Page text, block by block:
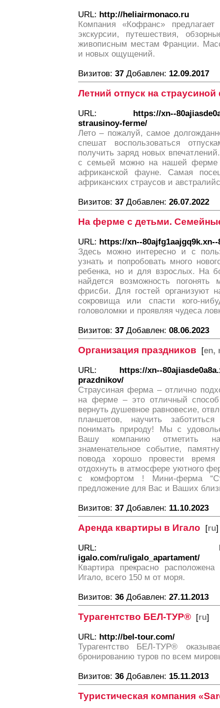
URL: http://heliairmonaco.ru
Компания «Кофранс» предлагает
экскурсии, путешествия,
живописным местам Франции.
и новых ощущений.
Визитов: 37 Добавлен: 12.09.2017
Летний отпуск на
URL: https://xn--
strausinoy-ferme/
Лето – пожалуй, самое
спешат воспользоваться
получить заряд новых
с семьей можно на нашей ферме
африканской фауне. Самая
африканских страусов и
Визитов: 37 Добавлен: 26.07.2022
На ферме с детьми.
URL: https://xn--
Здесь можно интересно и с
узнать и попробовать много
ребенка, но и для взрослых. На
найдется возможность погонять
фрисби. Для гостей организуют
сокровища или спасти кого-
головоломки и проявляя чудеса
Визитов: 37 Добавлен: 08.06.2023
Организация праздников [en,
URL: https://xn--
prazdnikov/
Страусиная ферма – отлично
на ферме – это отличный
вернуть душевное равновесие,
планшетов, научить
понимать природу! Мы с
Вашу компанию отметить
знаменательное событие,
повода хорошо провести
отдохнуть в атмосфере уютного
с комфортом ! Мини-ферма
предложение для Вас и Ваших
Визитов: 37 Добавлен: 11.10.2023
Аренда квартиры в Игало [ru]
URL:
igalo.com/ru/igalo_apartament/
Квартира прекрасно
Игало, всего 150 м от моря.
Визитов: 36 Добавлен: 27.11.2013
Турагентство БЕЛ-ТУР® [ru]
URL: http://bel-tour.com/
Турагентство БЕЛ-ТУР®
бронированию туров по всем
Визитов: 36 Добавлен: 15.11.2013
Туристическая компания